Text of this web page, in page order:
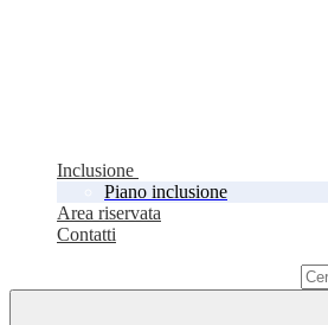
Inclusione
Piano inclusione
Area riservata
Contatti